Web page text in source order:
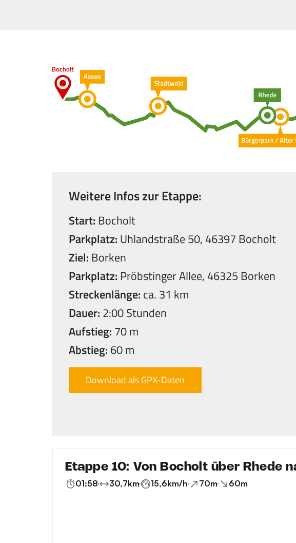
Weitere Infos zur Etappe:
Start: Bocholt
Parkplatz: Uhlandstraße 50, 46397 Bocholt
Ziel: Borken
Parkplatz: Pröbstinger Allee, 46325 Borken
Streckenlänge: ca. 31 km
Dauer: 2:00 Stunden
Aufstieg: 70 m
Abstieg: 60 m
Download als GPX-Daten